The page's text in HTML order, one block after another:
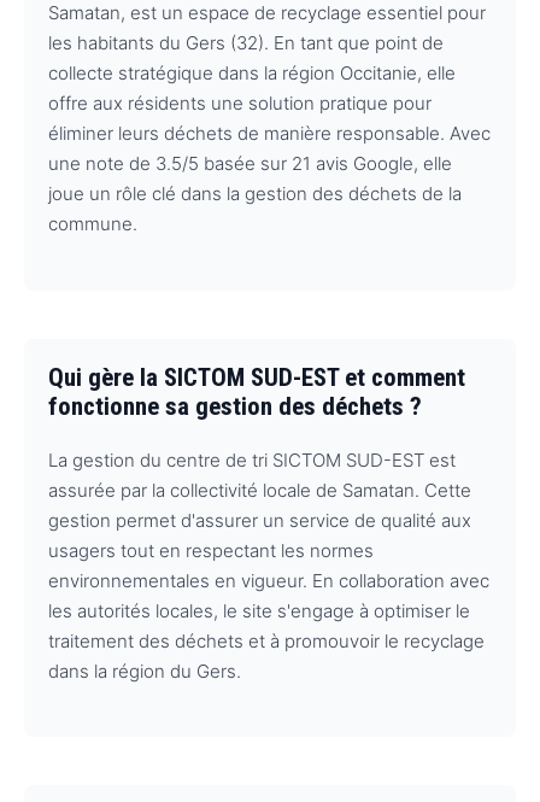
Samatan, est un espace de recyclage essentiel pour
les habitants du Gers (32). En tant que point de
collecte stratégique dans la région Occitanie, elle
offre aux résidents une solution pratique pour
éliminer leurs déchets de manière responsable. Avec
une note de 3.5/5 basée sur 21 avis Google, elle
joue un rôle clé dans la gestion des déchets de la
commune.
Qui gère la SICTOM SUD-EST et comment
fonctionne sa gestion des déchets ?
La gestion du centre de tri SICTOM SUD-EST est
assurée par la collectivité locale de Samatan. Cette
gestion permet d'assurer un service de qualité aux
usagers tout en respectant les normes
environnementales en vigueur. En collaboration avec
les autorités locales, le site s'engage à optimiser le
traitement des déchets et à promouvoir le recyclage
dans la région du Gers.